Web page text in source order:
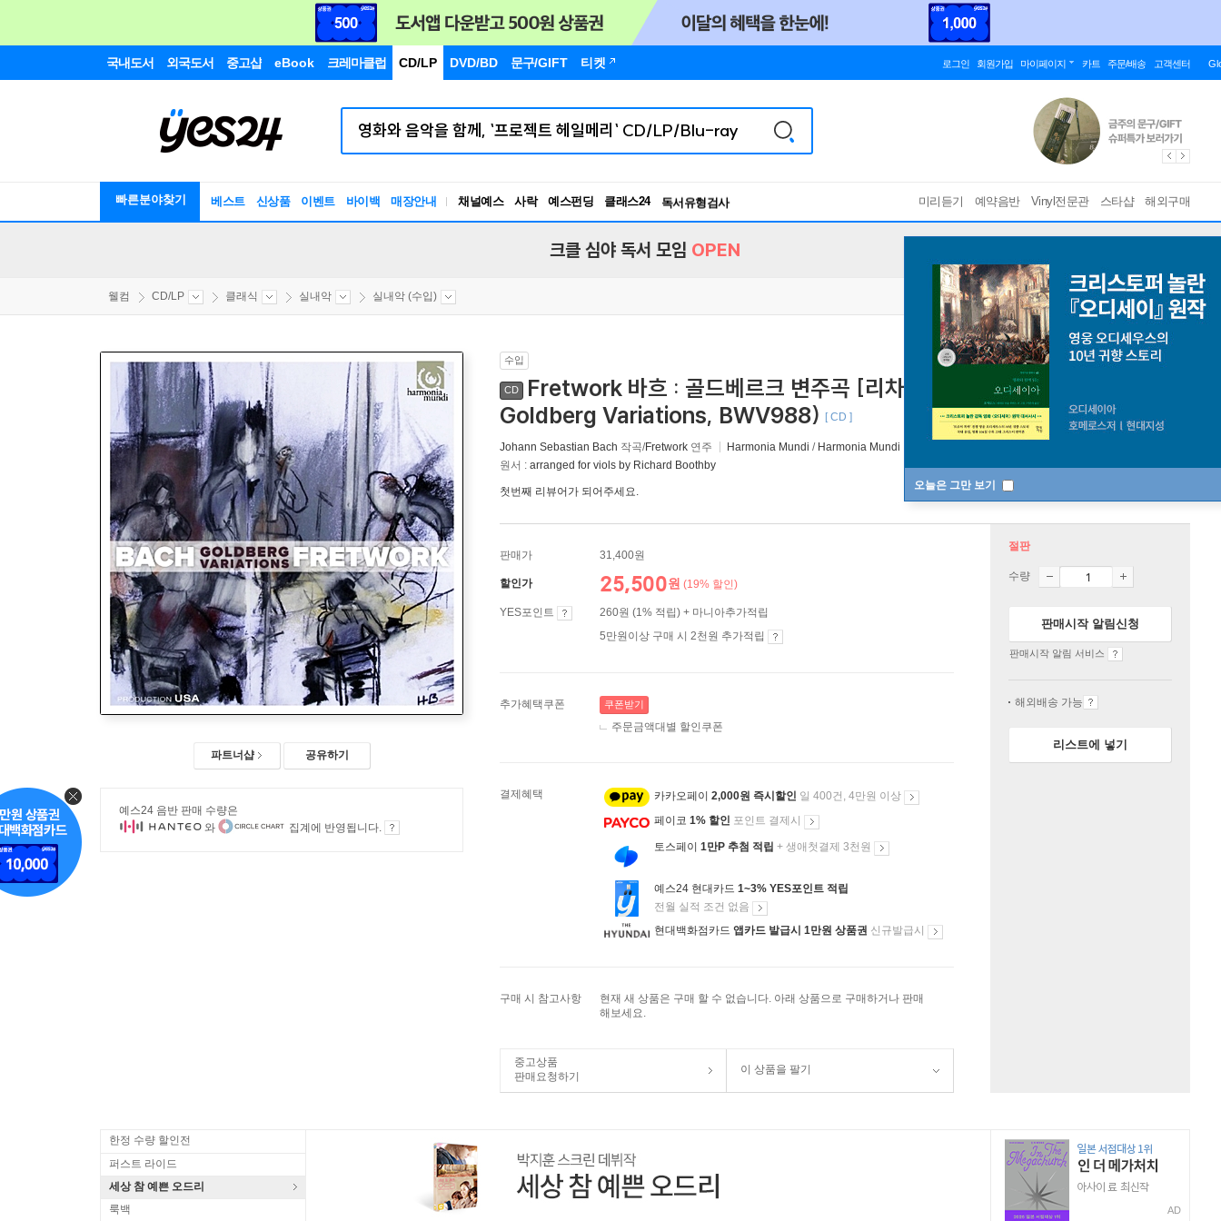
국내도서 외국도서 중고샵 eBook 크레마클럽 CD/LP DVD/BD 문구/GIFT 티켓 로그인 회원가입 마이페이지 카트 주문/배송 고객센터
빠른분야찾기 베스트 신상품 이벤트 바이백 매장안내 채널예스 사락 예스펀딩 클래스24
독서유형검사
RBTI Lab
미리듣기 예약음반 Vinyl전문관 스타샵 해외구매
오늘은 그만 보기
크클 심야 독서 모임 OPEN
웰컴 CD/LP 클래식 실내악 실내악 (수입)
파트너샵 공유하기
예스24 음반 판매 수량은
와
집계에 반영됩니다.
수입
CD
Fretwork 바흐 : 골드베르크 변주곡 [리차드 부트비 편곡판] (Bach:
Goldberg Variations, BWV988)
[ CD ]
Johann Sebastian Bach 작곡/Fretwork 연주 Harmonia Mundi / Harmonia Mundi
원서 : arranged for viols by Richard Boothby
첫번째 리뷰어가 되어주세요.
판매가 31,400원
할인가 25,500원 (19% 할인)
YES포인트
260원 (1% 적립) + 마니아추가적립
5만원이상 구매 시 2천원 추가적립
추가혜택쿠폰 쿠폰받기
주문금액대별 할인쿠폰
결제혜택 카카오페이 2,000원 즉시할인 일 400건, 4만원 이상
페이코 1% 할인 포인트 결제시
토스페이 1만P 추첨 적립 + 생애첫결제 3천원
예스24 현대카드 1~3% YES포인트 적립
전월 실적 조건 없음
현대백화점카드 앱카드 발급시 1만원 상품권 신규발급시
구매 시 참고사항
현재 새 상품은 구매 할 수 없습니다. 아래 상품으로 구매하거나 판매
해보세요.
중고상품
판매요청하기
이 상품을 팔기
절판
수량
판매시작 알림신청
판매시작 알림 서비스
해외배송 가능
리스트에 넣기
한정 수량 할인전
퍼스트 라이드
세상 참 예쁜 오드리
룩백
AD